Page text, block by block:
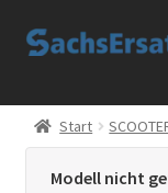
Zur
Zum
Start
Start
Modell nicht